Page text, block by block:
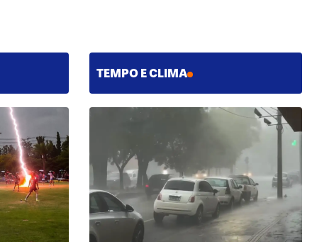
TEMPO E CLIMA